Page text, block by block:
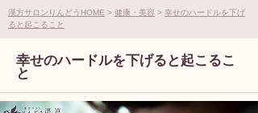
漢方サロンりんどうHOME 健康・美容
幸せのハードルを下げ
ると起こること
幸せのハードルを下げると起こるこ
と